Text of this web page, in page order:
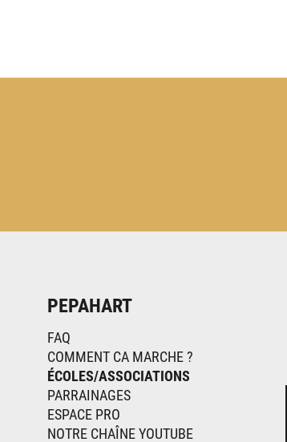
PEPAHART
FAQ
COMMENT CA MARCHE ?
ÉCOLES/ASSOCIATIONS
PARRAINAGES
ESPACE PRO
NOTRE CHAÎNE YOUTUBE